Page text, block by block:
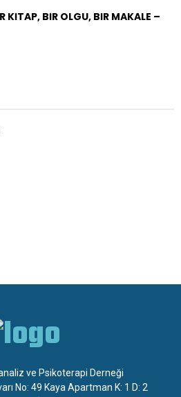
KİTAP, BİR OLGU, BİR MAKALE –
ve Psikoterapi Derneği
No: 49 Kaya Apartman K: 1 D: 2